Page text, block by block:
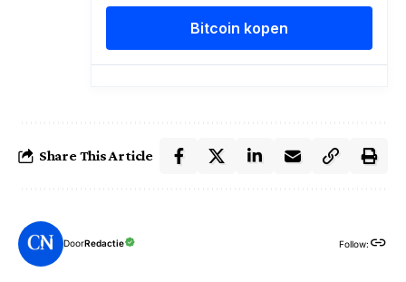
Share This Article
DoorRedactie Follow: